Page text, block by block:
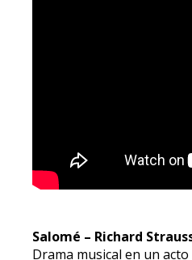
Salomé – Richard
Drama musical en un acto